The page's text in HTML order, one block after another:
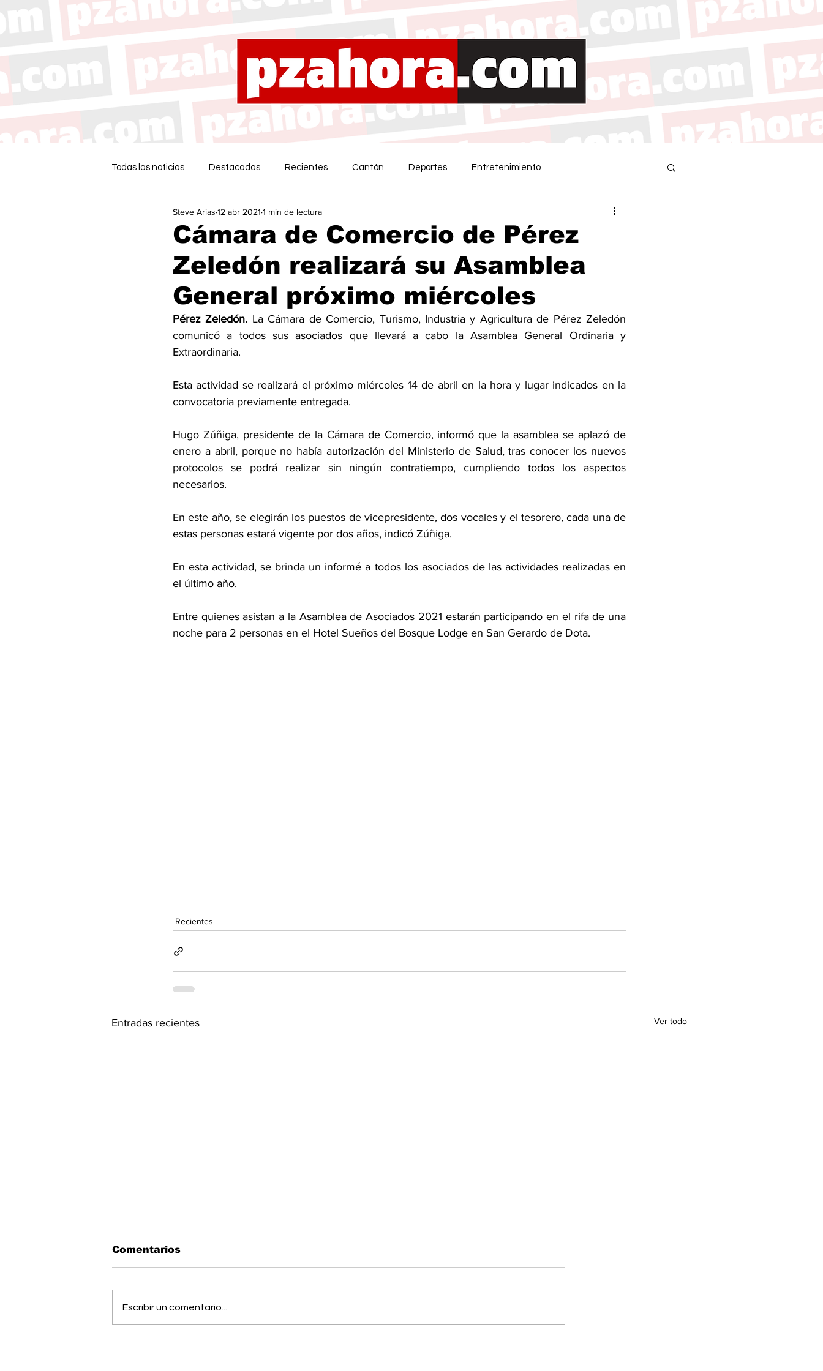
Todas las noticias Destacadas Recientes Cantón Deportes Entretenimiento
Cámara de Comercio de Pérez
Zeledón realizará su Asamblea
General próximo miércoles
Steve Arias 12 abr 2021 1 min de lectura
Pérez Zeledón. La Cámara de Comercio, Turismo, Industria y Agricultura de Pérez Zeledón
comunicó a todos sus asociados que llevará a cabo la Asamblea General Ordinaria y
Extraordinaria.
Esta actividad se realizará el próximo miércoles 14 de abril en la hora y lugar indicados en la
convocatoria previamente entregada.
Hugo Zúñiga, presidente de la Cámara de Comercio, informó que la asamblea se aplazó de
enero a abril, porque no había autorización del Ministerio de Salud, tras conocer los nuevos
protocolos se podrá realizar sin ningún contratiempo, cumpliendo todos los aspectos
necesarios.
En este año, se elegirán los puestos de vicepresidente, dos vocales y el tesorero, cada una de
estas personas estará vigente por dos años, indicó Zúñiga.
En esta actividad, se brinda un informé a todos los asociados de las actividades realizadas en
el último año.
Entre quienes asistan a la Asamblea de Asociados 2021 estarán participando en el rifa de una
noche para 2 personas en el Hotel Sueños del Bosque Lodge en San Gerardo de Dota.
Recientes
Entradas recientes Ver todo
Comentarios
Escribir un comentario...